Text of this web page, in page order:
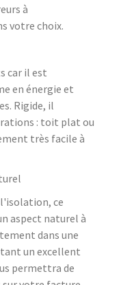
à
votre choix.
car il est
en énergie et
Rigide, il
: toit plat ou
très facile à
ce
aspect naturel à
dans une
un excellent
permettra de